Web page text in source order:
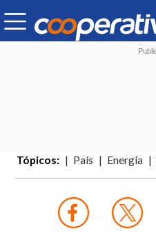
Tópicos: País Energía